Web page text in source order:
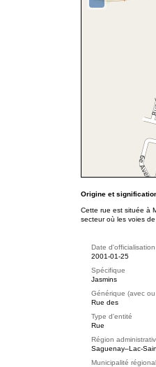
Origine et
Cette rue est située à
secteur où les voies
Date d'officialisation
2001-01-25
Spécifique
Jasmins
Générique (avec
Rue des
Type d'entité
Rue
Région
Saguenay–Lac-
Municipalité